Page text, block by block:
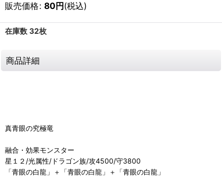
販売価格: 80円(税込)
在庫数 32枚
商品詳細
真青眼の究極竜
融合・効果モンスター
星１２/光属性/ドラゴン族/攻4500/守3800
「青眼の白龍」＋「青眼の白龍」＋「青眼の白龍」